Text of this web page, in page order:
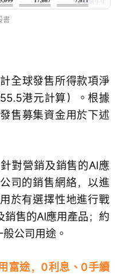
書
全球發售所得款項淨
港元計算）。根據
售募集資金用於下述
對營銷及銷售的AI應
司的銷售網絡，以進
於有選擇性地進行戰
銷售的AI應用產品；約
公司用途。
富途，0利息、0手續